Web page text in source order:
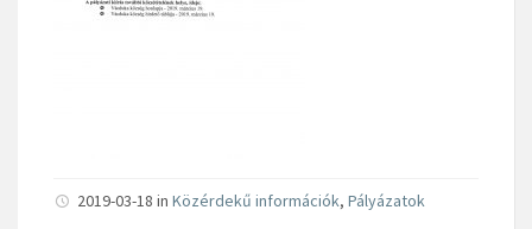
2019-03-18 in Közérdekű információk, Pályázatok